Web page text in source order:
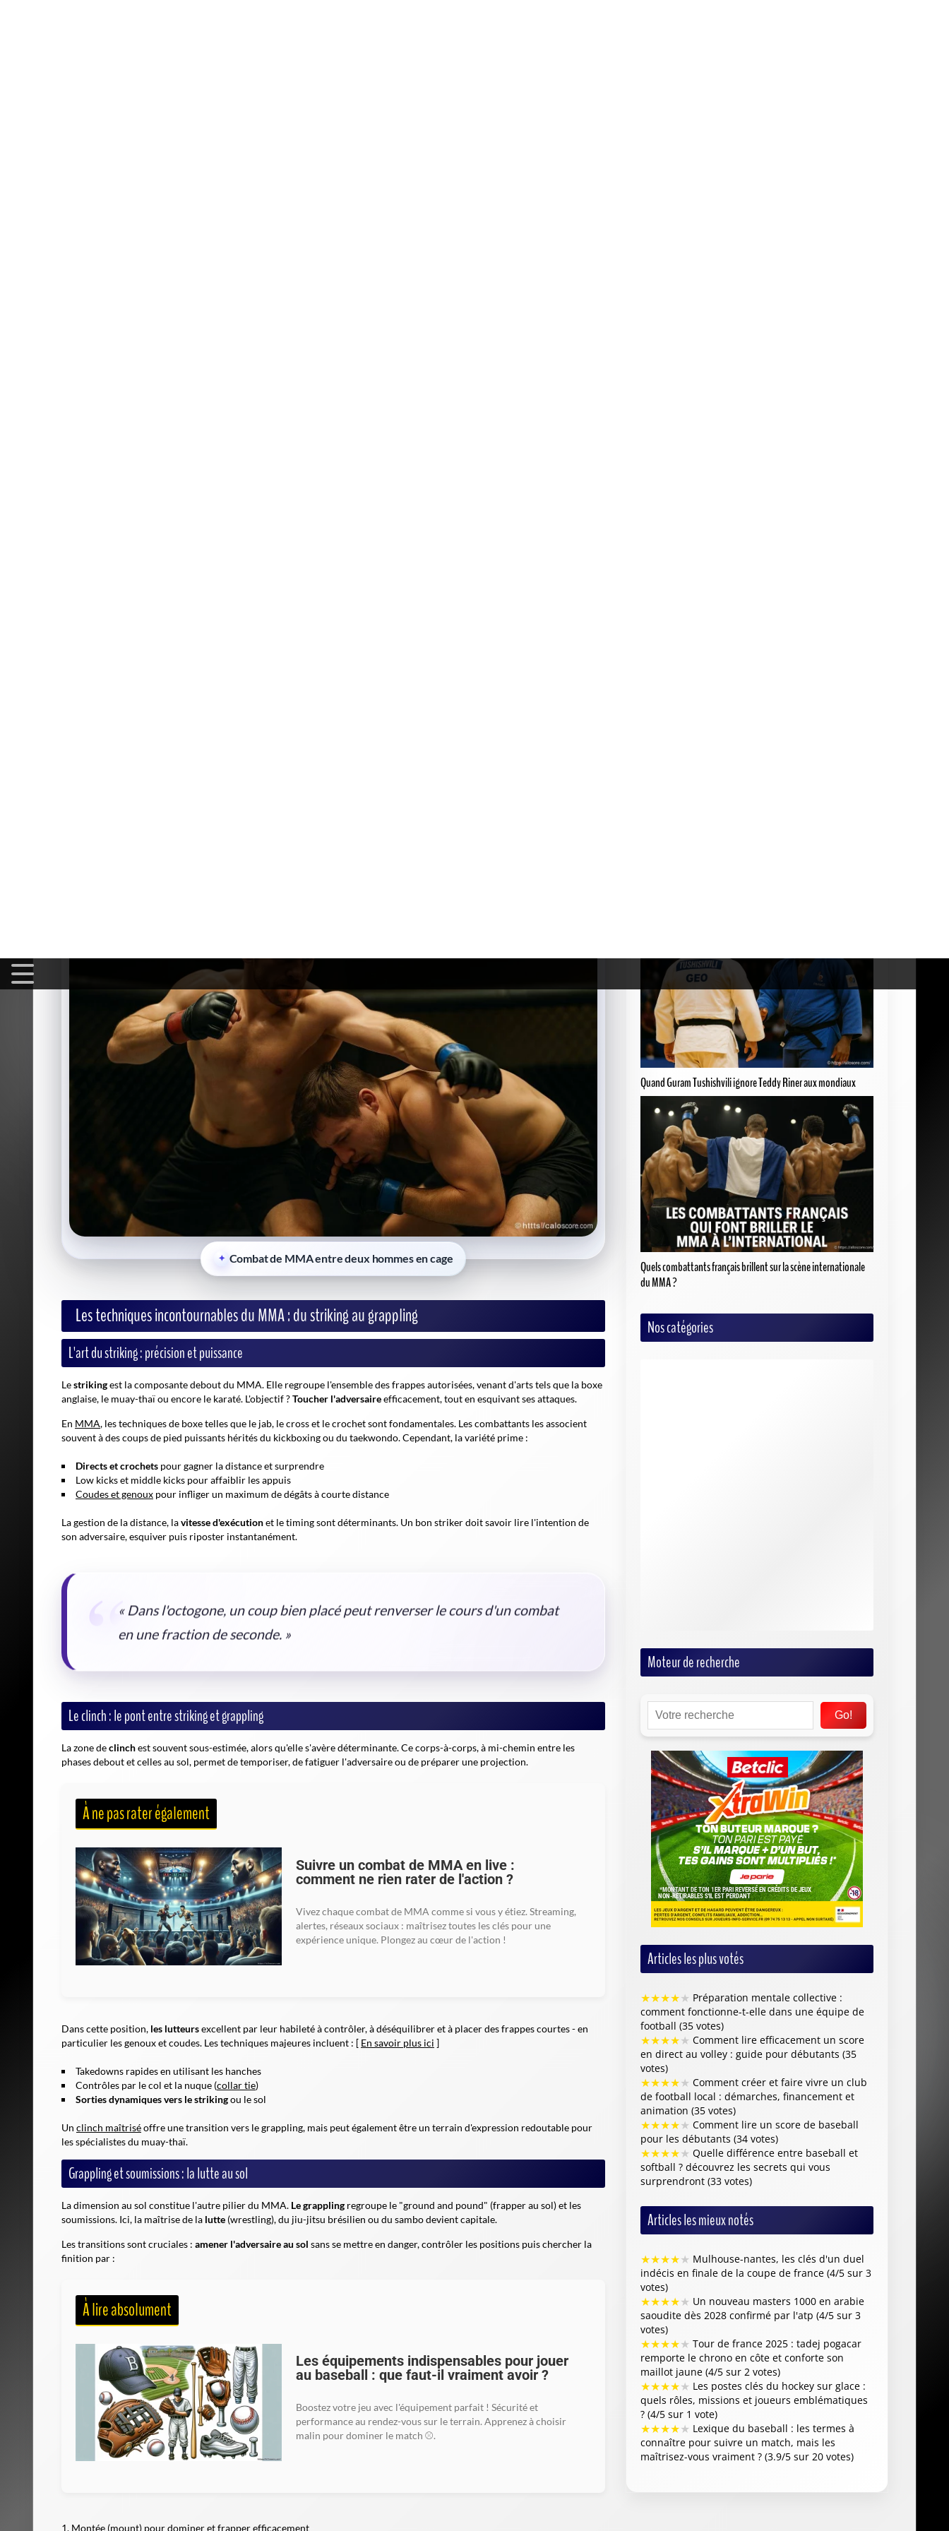
Combat de MMA entre deux hommes en cage
Les techniques incontournables du MMA : du striking au grappling
L'art du striking : précision et puissance
Lestrikingest la composante debout du MMA. Elle regroupe l'ensemble des frappes autorisées, venant d'arts tels que la boxe
anglaise, le muay-thaï ou encore le karaté. L'objectif ?Toucher l'adversaireefficacement, tout en esquivant ses attaques.
En MMA, les techniques de boxetelles que le jab, le cross et le crochet sont fondamentales. Les combattants les associent
souvent à des coups de pied puissants hérités du kickboxing ou du taekwondo. Cependant, la variété prime :
Directs et crochets pour gagner la distance et surprendre
Low kicks et middle kicks pour affaiblir les appuis
Coudes et genoux pour infliger un maximum de dégâts à courte distance
La gestion de la distance, lavitesse d'exécutionet le timing sont déterminants. Un bon striker doit savoir lire l'intention de
son adversaire, esquiver puis riposter instantanément.
« Dans l'octogone, un coup bien placé peut renverser le cours d'un combat
en une fraction de seconde. »
Le clinch : le pont entre striking et grappling
La zone declinchest souvent sous-estimée, alors qu'elle s'avère déterminante. Ce corps-à-corps, à mi-chemin entre les
phases debout et celles au sol, permet de temporiser, de fatiguer l'adversaire ou de préparer une projection.
À ne pas rater également
Suivre un combat de MMA en live :
comment ne rien rater de l'action ?
Vivez chaque combat de MMA comme si vous y étiez. Streaming,
alertes, réseaux sociaux : maîtrisez toutes les clés pour une
expérience unique. Plongez au cœur de l'action !
Dans cette position, les lutteursexcellent par leur habileté à contrôler, à déséquilibrer et à placer des frappes courtes - en
particulier les genoux et coudes. Les techniques majeures incluent : [ En savoir plus ici ]
Takedowns rapides en utilisant les hanches
Contrôles par le col et la nuque (collar tie)
Sorties dynamiques vers le strikingou le sol
Un clinch maîtriséoffre une transition vers le grappling, mais peut également être un terrain d'expression redoutable pour
les spécialistes du muay-thaï.
Grappling et soumissions : la lutte au sol
La dimension au sol constitue l'autre pilier du MMA. Le grappling regroupe le "ground and pound" (frapper au sol) et les
soumissions. Ici, la maîtrise de la lutte (wrestling), du jiu-jitsu brésilien ou du sambo devient capitale.
Les transitions sont cruciales : amener l'adversaire au sol sans se mettre en danger, contrôler les positions puis chercher la
finition par :
À lire absolument
Les équipements indispensables pour jouer
au baseball : que faut-il vraiment avoir ?
Boostez votre jeu avec l'équipement parfait ! Sécurité et
performance au rendez-vous sur le terrain. Apprenez à choisir
malin pour dominer le match ⚾.
Montée (mount) pour dominer et frapper efficacement
Quand Guram Tushishvili ignore Teddy Riner aux mondiaux
Quels combattants français brillent sur la scène internationale
du MMA ?
Nos catégories
Moteur de recherche
Go!
Articles les plus votés
★★★★★ Préparation mentale collective :
comment fonctionne-t-elle dans une équipe de
football (35 votes)
★★★★★ Comment lire efficacement un score
en direct au volley : guide pour débutants (35
votes)
★★★★★ Comment créer et faire vivre un club
de football local : démarches, financement et
animation (35 votes)
★★★★★ Comment lire un score de baseball
pour les débutants (34 votes)
★★★★★ Quelle différence entre baseball et
softball ? découvrez les secrets qui vous
surprendront (33 votes)
Articles les mieux notés
★★★★★ Mulhouse-nantes, les clés d'un duel
indécis en finale de la coupe de france (4/5 sur 3
votes)
★★★★★ Un nouveau masters 1000 en arabie
saoudite dès 2028 confirmé par l'atp (4/5 sur 3
votes)
★★★★★ Tour de france 2025 : tadej pogacar
remporte le chrono en côte et conforte son
maillot jaune (4/5 sur 2 votes)
★★★★★ Les postes clés du hockey sur glace :
quels rôles, missions et joueurs emblématiques
? (4/5 sur 1 vote)
★★★★★ Lexique du baseball : les termes à
connaître pour suivre un match, mais les
maîtrisez-vous vraiment ? (3.9/5 sur 20 votes)